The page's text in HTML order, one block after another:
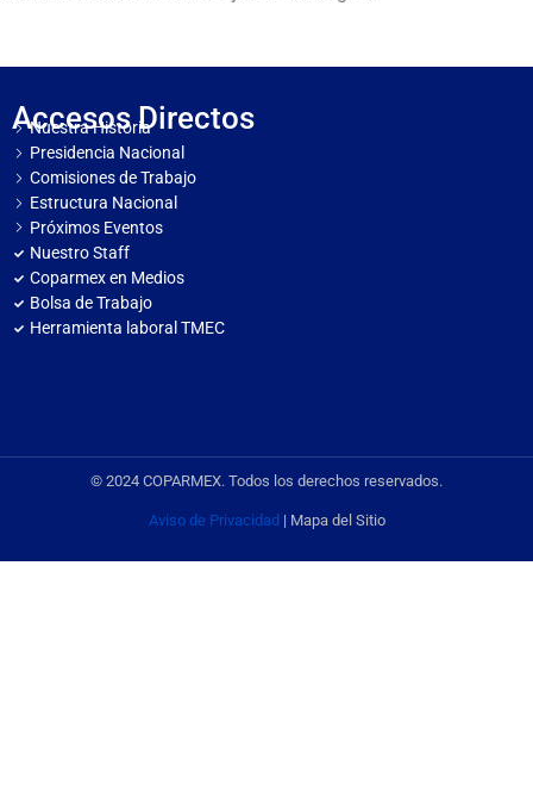
Accesos Directos
Nuestra Historia
Presidencia Nacional
Comisiones de Trabajo
Estructura Nacional
Próximos Eventos
Nuestro Staff
Coparmex en Medios
Bolsa de Trabajo
Herramienta laboral TMEC
© 2024 COPARMEX. Todos los derechos reservados.
Aviso de Privacidad | Mapa del Sitio